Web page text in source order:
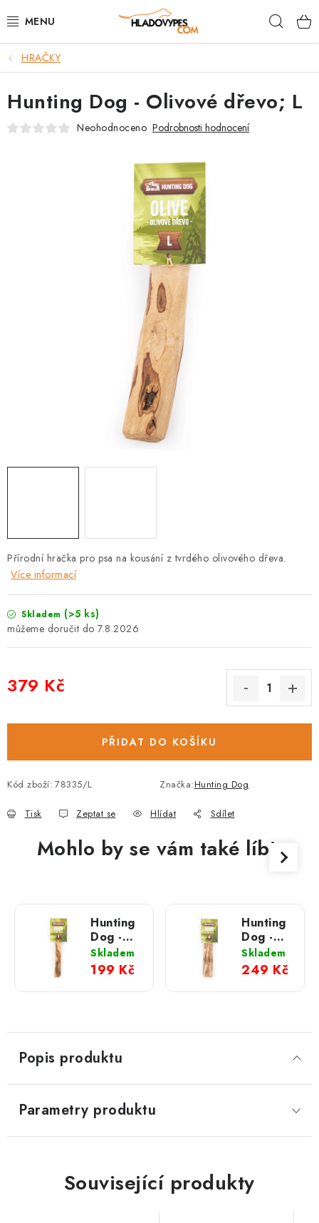
na
POTŘEBY PRO PSY
TAMI PŘEPRAVNÍ BOXY
SPORT SE PSEM
VÝMĚNA, VRÁCENÍ A REKLAMACE
O nás Kontakty
Doprava a platba
Zásady použivání souboru cookies
FAQ
HRAČKY
Přírodní hračka pro psa na kousání z tvrdého olivového dřeva.
Více informací
Skladem (>5 ks)
7.8.2026
379 Kč
PŘIDAT DO KOŠÍKU
Kód zboží: 78335/L Značka:Hunting Dog
Tisk Zeptat se Hlídat Sdílet
Hunting Dog - Olivové dřevo; L
Neohodnoceno Podrobnosti hodnocení
Mohlo by se vám také líbit
Hunting
Dog -
Olivové
dřevo; S
Skladem
199 Kč
Hunting
Dog -
Olivové
dřevo;
M
Skladem
249 Kč
Popis produktu
Parametry produktu
Související produkty